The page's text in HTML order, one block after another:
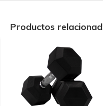
Productos